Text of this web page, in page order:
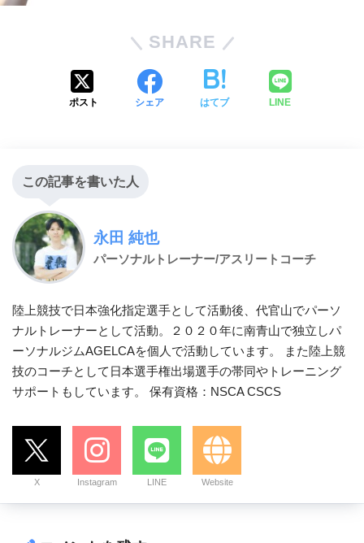
SHARE
ポスト シェア はてブ LINE
この記事を書いた人
永田 純也
パーソナルトレーナー/アスリートコーチ
陸上競技で日本強化指定選手として活動後、代官山でパーソ
ナルトレーナーとして活動。２０２０年に南青山で独立しパ
ーソナルジムAGELCAを個人で活動しています。 また陸上競
技のコーチとして日本選手権出場選手の帯同やトレーニング
サポートもしています。 保有資格：NSCA CSCS
X Instagram LINE Website